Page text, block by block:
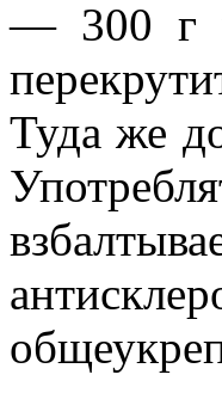
— 300 г
Туда же